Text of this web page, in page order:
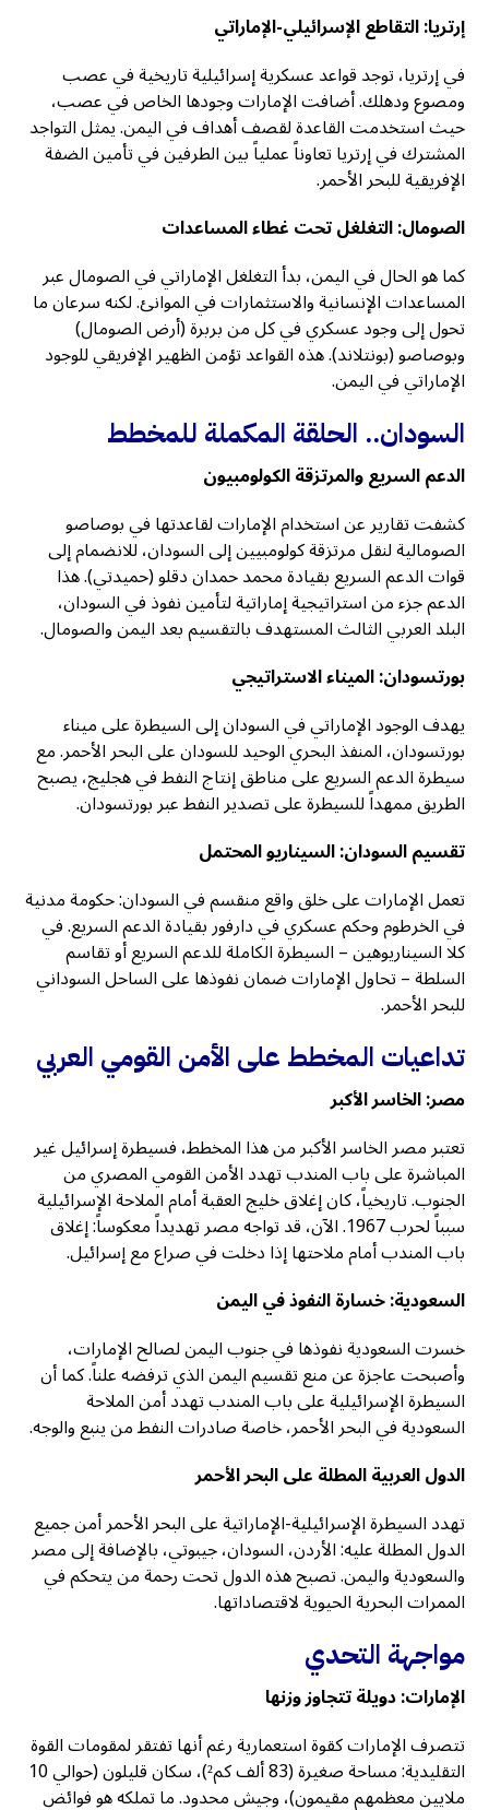
إرتريا: التقاطع الإسرائيلي-الإماراتي
في إرتريا، توجد قواعد عسكرية إسرائيلية تاريخية في عصب
ومصوع ودهلك. أضافت الإمارات وجودها الخاص في عصب،
حيث استخدمت القاعدة لقصف أهداف في اليمن. يمثل التواجد
المشترك في إرتريا تعاوناً عملياً بين الطرفين في تأمين الضفة
الإفريقية للبحر الأحمر.
الصومال: التغلغل تحت غطاء المساعدات
كما هو الحال في اليمن، بدأ التغلغل الإماراتي في الصومال عبر
المساعدات الإنسانية والاستثمارات في الموانئ. لكنه سرعان ما
تحول إلى وجود عسكري في كل من بربرة (أرض الصومال)
وبوصاصو (بونتلاند). هذه القواعد تؤمن الظهير الإفريقي للوجود
الإماراتي في اليمن.
السودان.. الحلقة المكملة للمخطط
الدعم السريع والمرتزقة الكولومبيون
كشفت تقارير عن استخدام الإمارات لقاعدتها في بوصاصو
الصومالية لنقل مرتزقة كولومبيين إلى السودان، للانضمام إلى
قوات الدعم السريع بقيادة محمد حمدان دقلو (حميدتي). هذا
الدعم جزء من استراتيجية إماراتية لتأمين نفوذ في السودان،
البلد العربي الثالث المستهدف بالتقسيم بعد اليمن والصومال.
بورتسودان: الميناء الاستراتيجي
يهدف الوجود الإماراتي في السودان إلى السيطرة على ميناء
بورتسودان، المنفذ البحري الوحيد للسودان على البحر الأحمر. مع
سيطرة الدعم السريع على مناطق إنتاج النفط في هجليج، يصبح
الطريق ممهداً للسيطرة على تصدير النفط عبر بورتسودان.
تقسيم السودان: السيناريو المحتمل
تعمل الإمارات على خلق واقع منقسم في السودان: حكومة مدنية
في الخرطوم وحكم عسكري في دارفور بقيادة الدعم السريع. في
كلا السيناريوهين – السيطرة الكاملة للدعم السريع أو تقاسم
السلطة – تحاول الإمارات ضمان نفوذها على الساحل السوداني
للبحر الأحمر.
تداعيات المخطط على الأمن القومي العربي
مصر: الخاسر الأكبر
تعتبر مصر الخاسر الأكبر من هذا المخطط، فسيطرة إسرائيل غير
المباشرة على باب المندب تهدد الأمن القومي المصري من
الجنوب. تاريخياً، كان إغلاق خليج العقبة أمام الملاحة الإسرائيلية
سبباً لحرب 1967. الآن، قد تواجه مصر تهديداً معكوساً: إغلاق
باب المندب أمام ملاحتها إذا دخلت في صراع مع إسرائيل.
السعودية: خسارة النفوذ في اليمن
خسرت السعودية نفوذها في جنوب اليمن لصالح الإمارات،
وأصبحت عاجزة عن منع تقسيم اليمن الذي ترفضه علناً. كما أن
السيطرة الإسرائيلية على باب المندب تهدد أمن الملاحة
السعودية في البحر الأحمر، خاصة صادرات النفط من ينبع والوجه.
الدول العربية المطلة على البحر الأحمر
تهدد السيطرة الإسرائيلية-الإماراتية على البحر الأحمر أمن جميع
الدول المطلة عليه: الأردن، السودان، جيبوتي، بالإضافة إلى مصر
والسعودية واليمن. تصبح هذه الدول تحت رحمة من يتحكم في
الممرات البحرية الحيوية لاقتصاداتها.
مواجهة التحدي
الإمارات: دويلة تتجاوز وزنها
تتصرف الإمارات كقوة استعمارية رغم أنها تفتقر لمقومات القوة
التقليدية: مساحة صغيرة (83 ألف كم²)، سكان قليلون (حوالي 10
ملايين معظمهم مقيمون)، وجيش محدود. ما تملكه هو فوائض